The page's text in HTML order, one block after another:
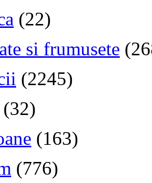
(22)
si frumusete
(2245)
(32)
(163)
(776)